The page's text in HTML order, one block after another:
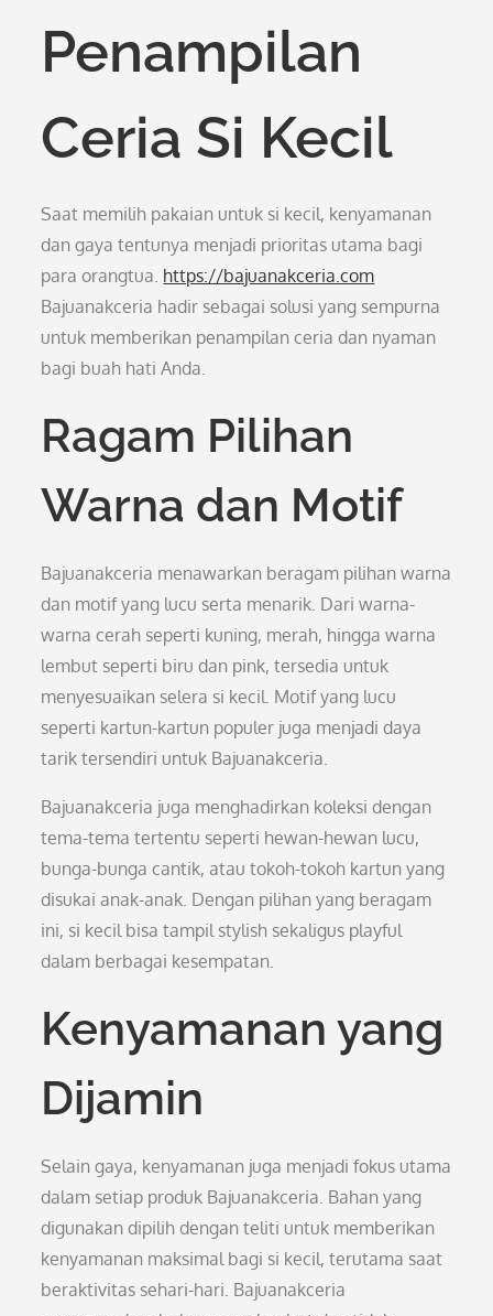
Penampilan
Ceria Si Kecil
Saat memilih pakaian untuk si kecil, kenyamanan
dan gaya tentunya menjadi prioritas utama bagi
para orangtua. https://bajuanakceria.com
Bajuanakceria hadir sebagai solusi yang sempurna
untuk memberikan penampilan ceria dan nyaman
bagi buah hati Anda.
Ragam Pilihan
Warna dan Motif
Bajuanakceria menawarkan beragam pilihan warna
dan motif yang lucu serta menarik. Dari warna-
warna cerah seperti kuning, merah, hingga warna
lembut seperti biru dan pink, tersedia untuk
menyesuaikan selera si kecil. Motif yang lucu
seperti kartun-kartun populer juga menjadi daya
tarik tersendiri untuk Bajuanakceria.
Bajuanakceria juga menghadirkan koleksi dengan
tema-tema tertentu seperti hewan-hewan lucu,
bunga-bunga cantik, atau tokoh-tokoh kartun yang
disukai anak-anak. Dengan pilihan yang beragam
ini, si kecil bisa tampil stylish sekaligus playful
dalam berbagai kesempatan.
Kenyamanan yang
Dijamin
Selain gaya, kenyamanan juga menjadi fokus utama
dalam setiap produk Bajuanakceria. Bahan yang
digunakan dipilih dengan teliti untuk memberikan
kenyamanan maksimal bagi si kecil, terutama saat
beraktivitas sehari-hari. Bajuanakceria